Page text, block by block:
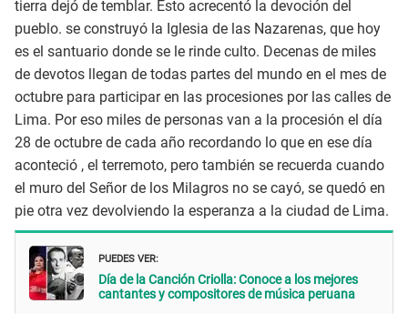
tierra dejó de temblar. Esto acrecentó la devoción del
pueblo. se construyó la Iglesia de las Nazarenas, que hoy
es el santuario donde se le rinde culto. Decenas de miles
de devotos llegan de todas partes del mundo en el mes de
octubre para participar en las procesiones por las calles de
Lima. Por eso miles de personas van a la procesión el día
28 de octubre de cada año recordando lo que en ese día
aconteció , el terremoto, pero también se recuerda cuando
el muro del Señor de los Milagros no se cayó, se quedó en
pie otra vez devolviendo la esperanza a la ciudad de Lima.
PUEDES VER:
Día de la Canción Criolla: Conoce a los mejores
cantantes y compositores de música peruana